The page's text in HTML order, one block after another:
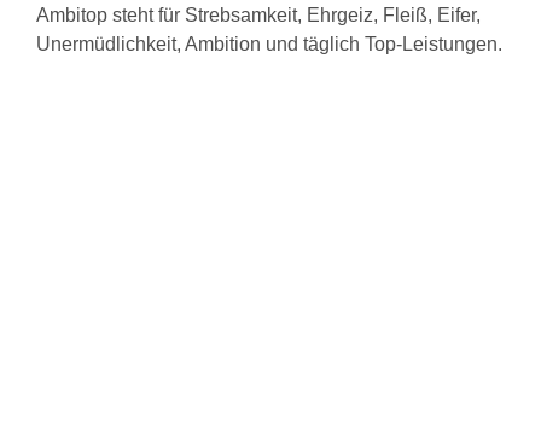
Ambitop steht für Strebsamkeit, Ehrgeiz, Fleiß, Eifer,
Unermüdlichkeit, Ambition und täglich Top-Leistungen.